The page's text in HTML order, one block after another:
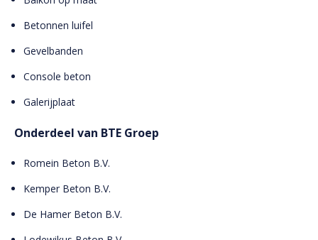
Betonnen luifel
Gevelbanden
Console beton
Galerijplaat
Onderdeel van BTE Groep
Romein Beton B.V.
Kemper Beton B.V.
De Hamer Beton B.V.